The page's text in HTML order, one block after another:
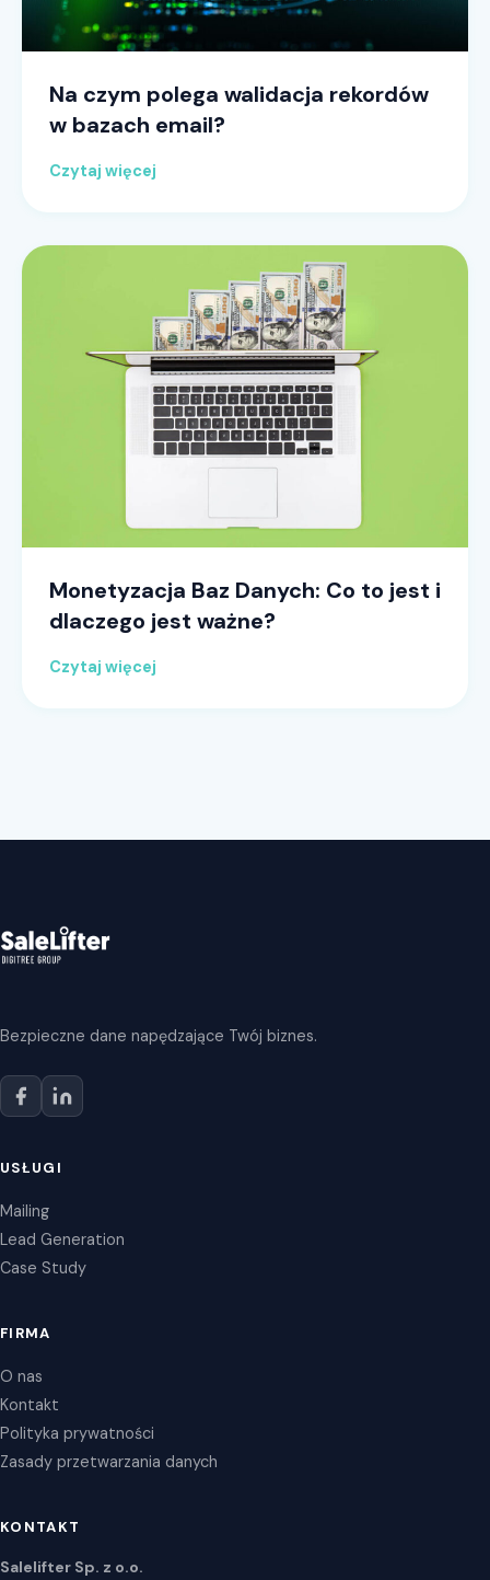
Na czym polega walidacja rekordów
w bazach email?
Czytaj więcej
Monetyzacja Baz Danych: Co to jest i
dlaczego jest ważne?
Czytaj więcej
Bezpieczne dane napędzające Twój biznes.
USŁUGI
Mailing
Lead Generation
Case Study
FIRMA
O nas
Kontakt
Polityka prywatności
Zasady przetwarzania danych
KONTAKT
Salelifter Sp. z o.o.